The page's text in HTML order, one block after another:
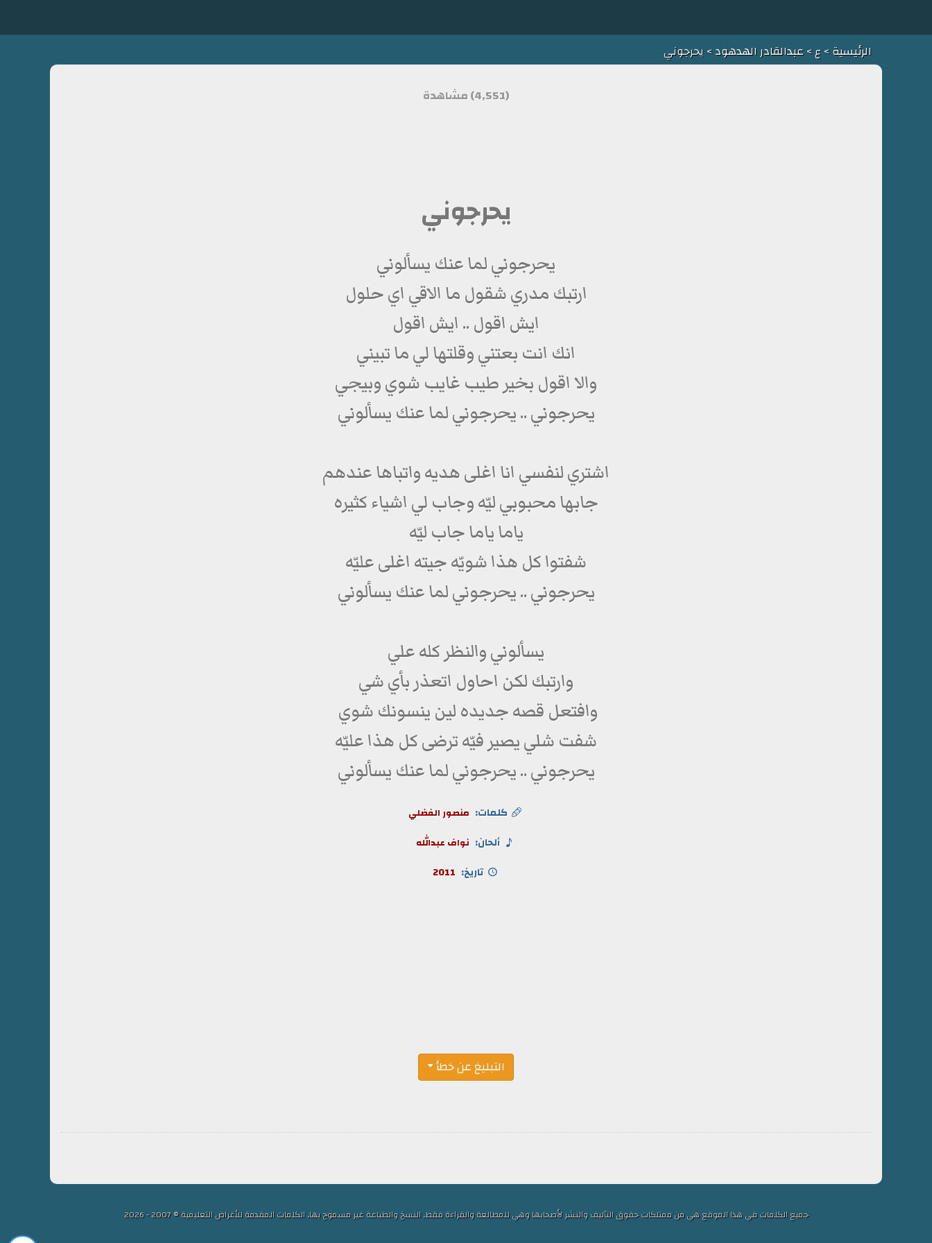
الرئيسية>ع>عبدالقادر الهدهود> يحرجوني
(4,551) مشاهدة
يحرجوني
يحرجوني لما عنك يسألوني
ارتبك مدري شقول ما الاقي اي حلول
ايش اقول .. ايش اقول
انك انت بعتني وقلتها لي ما تبيني
والا اقول بخير طيب غايب شوي وبيجي
يحرجوني .. يحرجوني لما عنك يسألوني
اشتري لنفسي انا اغلى هديه واتباها عندهم
جابها محبوبي ليّه وجاب لي اشياء كثيره
ياما ياما جاب ليّه
شفتوا كل هذا شويّه جيته اغلى عليّه
يحرجوني .. يحرجوني لما عنك يسألوني
يسألوني والنظر كله علي
وارتبك لكن احاول اتعذر بأي شي
وافتعل قصه جديده لين ينسونك شوي
شفت شلي يصير فيّه ترضى كل هذا عليّه
يحرجوني .. يحرجوني لما عنك يسألوني
كلمات: منصور الفضلي
ألحان: نواف عبدالله
تاريخ: 2011
التبليغ عن خطأ
جميع الكلمات في هذا الموقع هي من ممتلكات حقوق التأليف والنشر لأصحابها وهي للمطالعة والقراءة فقط, النسخ والطباعة غير مسموح بها, الكلمات المقدمة للأغراض التعليمية © 2007 - 2026